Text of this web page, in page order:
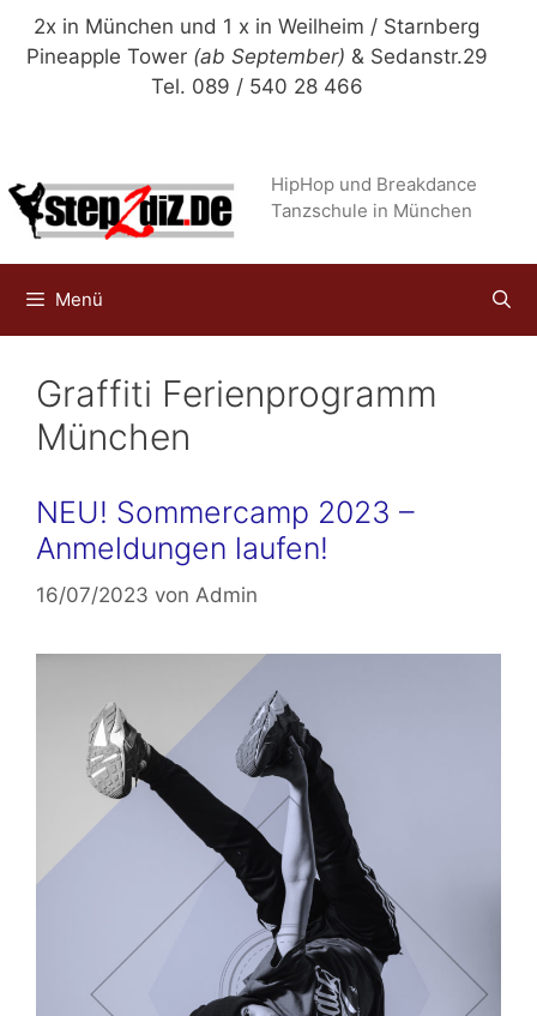
Zum
Inhalt
2x in München und 1 x in Weilheim / Starnberg
Pineapple Tower (ab September) & Sedanstr.29
Tel. 089 / 540 28 466
HipHop und Breakdance
Tanzschule in München
Menü
Graffiti Ferienprogramm
München
NEU! Sommercamp 2023 –
Anmeldungen laufen!
16/07/2023 von Admin